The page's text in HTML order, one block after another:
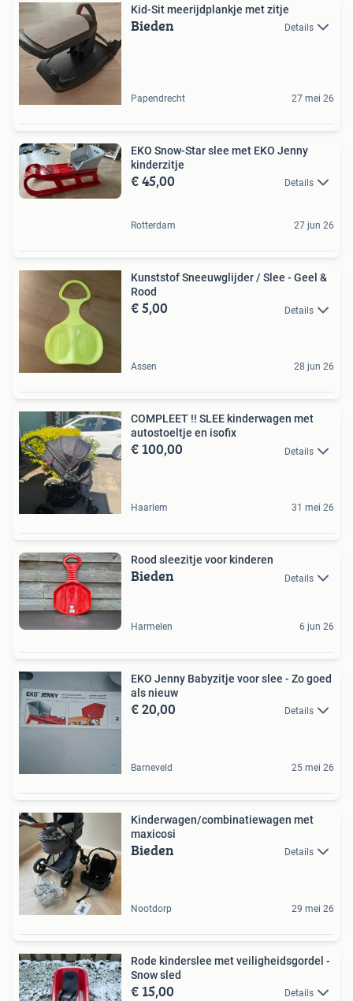
Kid-Sit meerijdplankje met zitje
Bieden Details
Papendrecht 27 mei 26
EKO Snow-Star slee met EKO Jenny
kinderzitje
€ 45,00 Details
Rotterdam 27 jun 26
Kunststof Sneeuwglijder / Slee - Geel &
Rood
€ 5,00 Details
Assen 28 jun 26
COMPLEET !! SLEE kinderwagen met
autostoeltje en isofix
€ 100,00 Details
Haarlem 31 mei 26
Rood sleezitje voor kinderen
Bieden Details
Harmelen 6 jun 26
EKO Jenny Babyzitje voor slee - Zo goed
als nieuw
€ 20,00 Details
Barneveld 25 mei 26
Kinderwagen/combinatiewagen met
maxicosi
Bieden Details
Nootdorp 29 mei 26
Rode kinderslee met veiligheidsgordel -
Snow sled
€ 15,00 Details